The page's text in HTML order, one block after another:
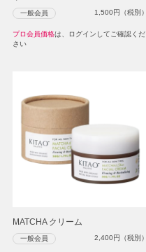
一般会員 1,500円（税別）
プロ会員価格は、ログインしてご確認くだ
さい
MATCHA クリーム
一般会員 2,400円（税別）